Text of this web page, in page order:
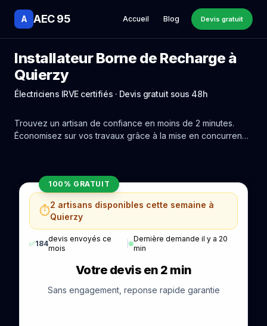
A AEC 95 Accueil Blog Devis gratuit
Installateur Borne de Recharge à
Quierzy
Électriciens IRVE certifiés · Devis gratuit sous 48h
Trouvez un artisan de confiance en moins de 2 minutes.
Économisez sur vos travaux grâce à la mise en concurrence
100% GRATUIT
⏱️2 artisans disponibles cette semaine à
Quierzy
✅184
devis envoyés ce
mois
|
Dernière demande il y a 20
min
Votre devis en 2 min
Sans engagement, reponse rapide garantie